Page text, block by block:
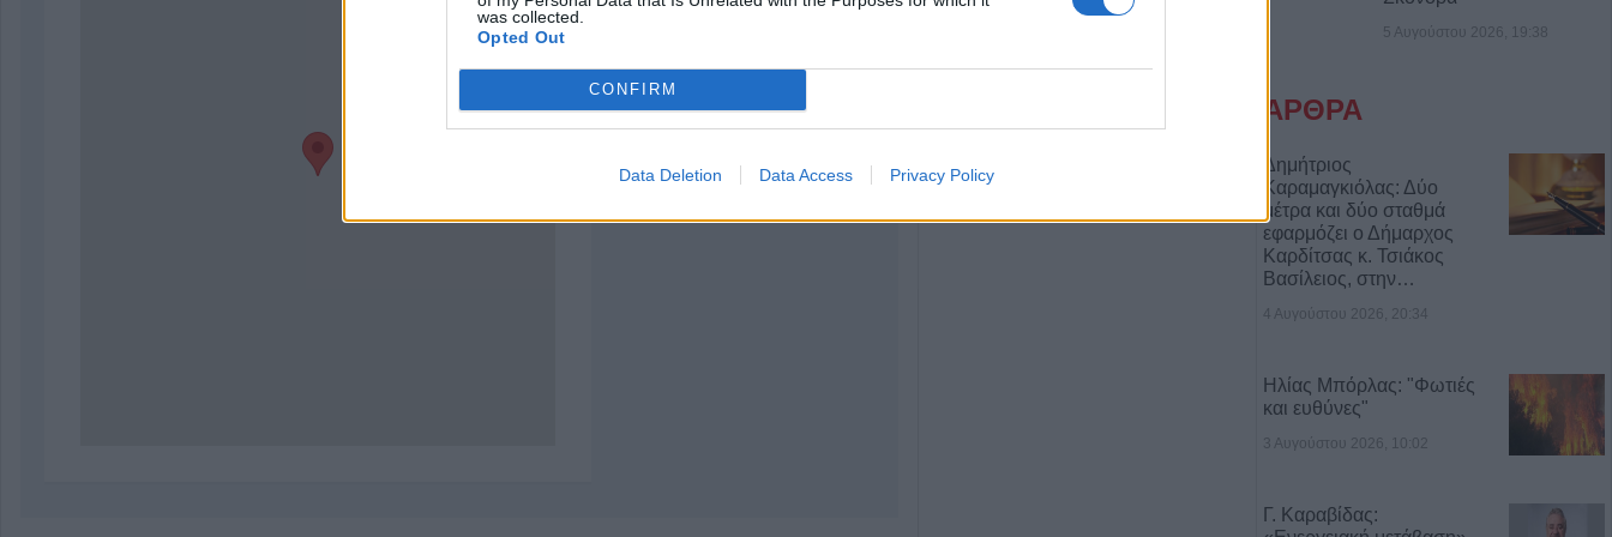
was collected.
Opted Out
CONFIRM
Data Deletion Data Access Privacy Policy
Γουδί: Θανατηφόρα πτώση
Μητέρα και γιος νεκροί σε
5 Αυγούστου 2026, 19:38
ΑΡΘΡΑ
Δημήτριος
Καραμαγκιόλας: Δύο
μέτρα και δύο σταθμά
εφαρμόζει ο Δήμαρχος
Καρδίτσας κ. Τσιάκος
Βασίλειος, στην…
4 Αυγούστου 2026, 20:34
Ηλίας Μπόρλας: "Φωτιές
και ευθύνες"
3 Αυγούστου 2026, 10:02
Γ. Καραβίδας: